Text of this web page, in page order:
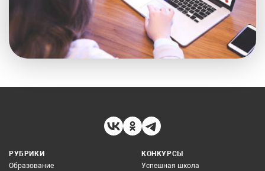
РУБРИКИ
Образование
КОНКУРСЫ
Успешная школа